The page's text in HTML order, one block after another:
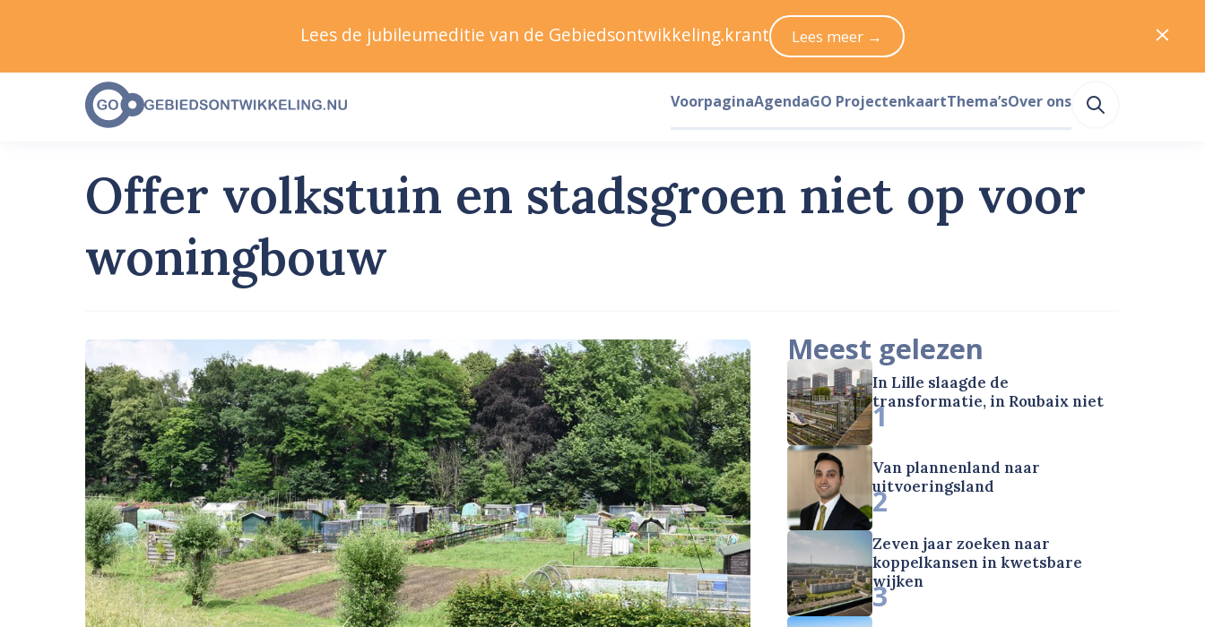
Offer volkstuin en stadsgroen niet op voor
woningbouw
Meest gelezen
In Lille slaagde de
transformatie, in Roubaix niet
1
Van plannenland naar
uitvoeringsland
2
Zeven jaar zoeken naar
koppelkansen in kwetsbare
wijken
3
Lees de jubileumeditie van de Gebiedsontwikkeling.krant Lees meer →
VoorpaginaAgendaGO ProjectenkaartThema’sOver ons